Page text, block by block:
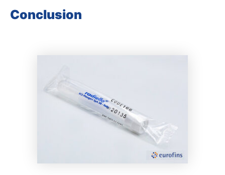
Conclusion